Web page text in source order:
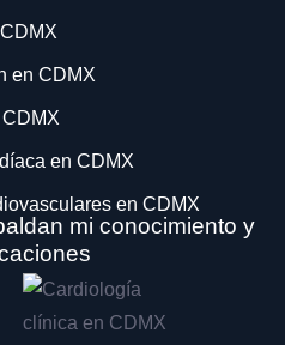
en CDMX
en CDMX
en CDMX
en CDMX
mi conocimiento y